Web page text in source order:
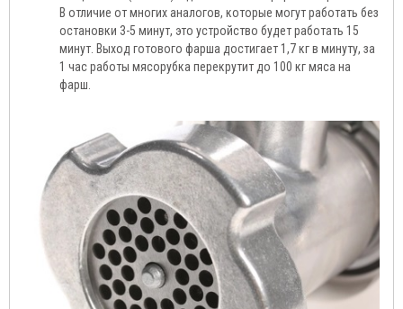
В отличие от многих аналогов, которые могут работать без
остановки 3-5 минут, это устройство будет работать 15
минут. Выход готового фарша достигает 1,7 кг в минуту, за
1 час работы мясорубка перекрутит до 100 кг мяса на
фарш.